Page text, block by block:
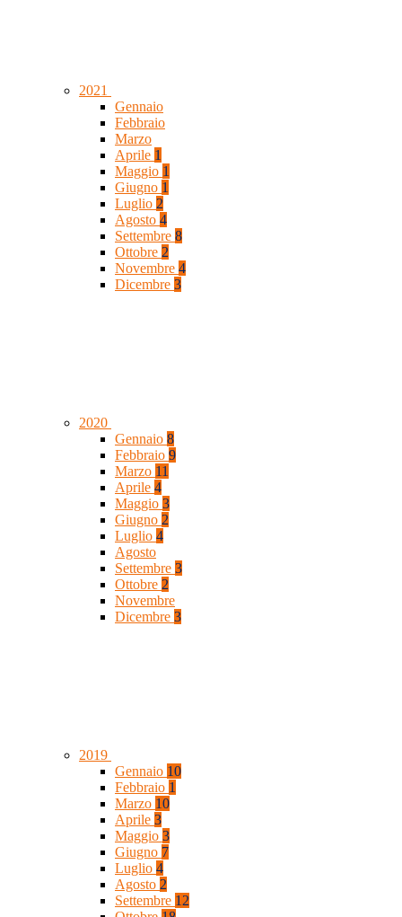
2021
Gennaio
Febbraio
Marzo
Aprile 1
Maggio 1
Giugno 1
Luglio 2
Agosto 4
Settembre 8
Ottobre 2
Novembre 4
Dicembre 3
2020
Gennaio 8
Febbraio 9
Marzo 11
Aprile 4
Maggio 3
Giugno 2
Luglio 4
Agosto
Settembre 3
Ottobre 2
Novembre
Dicembre 3
2019
Gennaio 10
Febbraio 1
Marzo 10
Aprile 3
Maggio 3
Giugno 7
Luglio 4
Agosto 2
Settembre 12